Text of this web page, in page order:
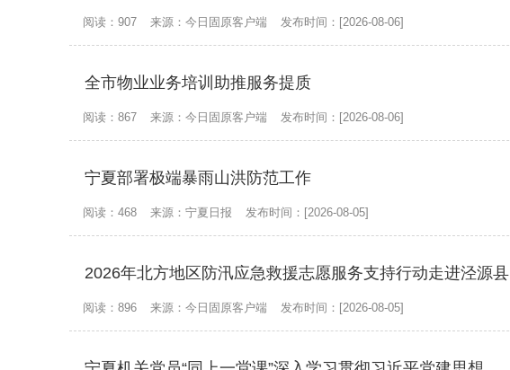
阅读：907 来源：今日固原客户端 发布时间：[2026-08-06]
全市物业业务培训助推服务提质
阅读：867 来源：今日固原客户端 发布时间：[2026-08-06]
宁夏部署极端暴雨山洪防范工作
阅读：468 来源：宁夏日报 发布时间：[2026-08-05]
2026年北方地区防汛应急救援志愿服务支持行动走进泾源县
阅读：896 来源：今日固原客户端 发布时间：[2026-08-05]
沙沟乡：扶贫小车间 脱贫大作为